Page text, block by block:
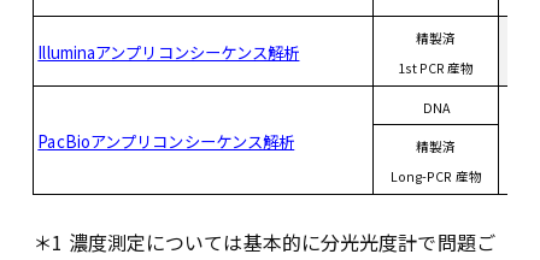
Illuminaアンプリコンシーケンス解析
精製済
1st PCR 産物
PacBioアンプリコンシーケンス解析
DNA
精製済
Long-PCR 産物
＊1 濃度測定については基本的に分光光度計で問題ご